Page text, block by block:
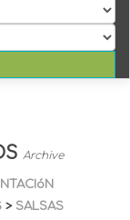
Archive
> SALSAS